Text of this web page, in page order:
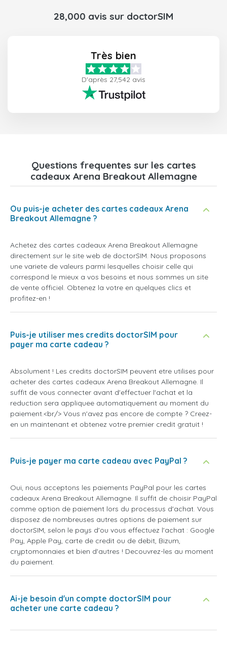
28,000 avis sur doctorSIM
Très bien
D'après 27,542 avis
Questions frequentes sur les cartes
cadeaux Arena Breakout Allemagne
Ou puis-je acheter des cartes cadeaux Arena
Breakout Allemagne ?
Achetez des cartes cadeaux Arena Breakout Allemagne
directement sur le site web de doctorSIM. Nous proposons
une variete de valeurs parmi lesquelles choisir celle qui
correspond le mieux a vos besoins et nous sommes un site
de vente officiel. Obtenez la votre en quelques clics et
profitez-en !
Puis-je utiliser mes credits doctorSIM pour
payer ma carte cadeau ?
Absolument ! Les credits doctorSIM peuvent etre utilises pour
acheter des cartes cadeaux Arena Breakout Allemagne. Il
suffit de vous connecter avant d'effectuer l'achat et la
reduction sera appliquee automatiquement au moment du
paiement.<br/> Vous n'avez pas encore de compte ? Creez-
en un maintenant et obtenez votre premier credit gratuit !
Puis-je payer ma carte cadeau avec PayPal ?
Oui, nous acceptons les paiements PayPal pour les cartes
cadeaux Arena Breakout Allemagne. Il suffit de choisir PayPal
comme option de paiement lors du processus d'achat. Vous
disposez de nombreuses autres options de paiement sur
doctorSIM, selon le pays d'ou vous effectuez l'achat : Google
Pay, Apple Pay, carte de credit ou de debit, Bizum,
cryptomonnaies et bien d'autres ! Decouvrez-les au moment
du paiement.
Ai-je besoin d'un compte doctorSIM pour
acheter une carte cadeau ?